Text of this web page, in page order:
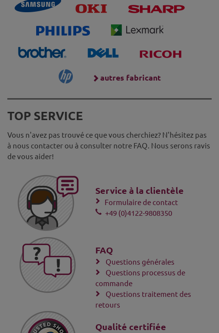
autres fabricant
TOP SERVICE
Vous n'avez pas trouvé ce que vous cherchiez? N'hésitez pas
à nous contacter ou à consulter notre FAQ. Nous serons ravis
de vous aider!
Service à la clientèle
Formulaire de contact
+49 (0)4122-9808350
FAQ
Questions générales
Questions processus de
commande
Questions traitement des
retours
Qualité certifiée